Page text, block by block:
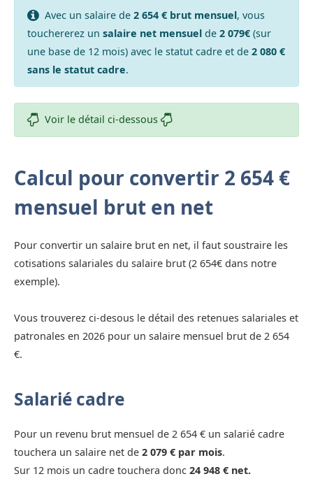
Avec un salaire de 2 654 € brut mensuel, vous
touchererez un salaire net mensuelde 2 079€(sur
une base de 12 mois) avec le statut cadre et de 2 080 €
sans le statut cadre.
Voir le détail ci-dessous
Calcul pour convertir 2 654 €
mensuel brut en net
Pour convertir un salaire brut en net, il faut soustraire les
cotisations salariales du salaire brut (2 654€ dans notre
exemple).
Vous trouverez ci-desous le détail des retenues salariales et
patronales en 2026 pour un salaire mensuel brut de 2 654
€.
Salarié cadre
Pour un revenu brut mensuel de 2 654 € un salarié cadre
touchera un salaire net de 2 079 € par mois.
Sur 12 mois un cadre touchera donc 24 948 € net.